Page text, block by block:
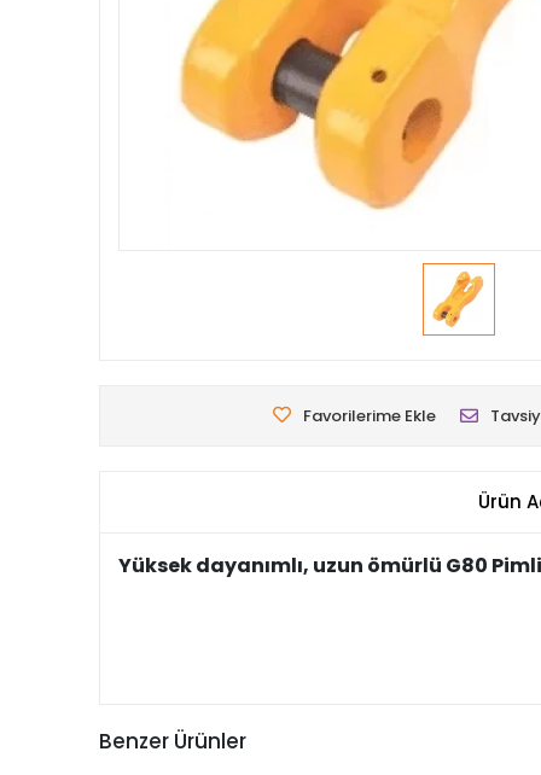
Favorilerime Ekle
Ürün
Yüksek dayanımlı, uzun ömürlü G80
Benzer Ürünler